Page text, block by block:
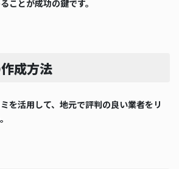
ことが成功の鍵です。
成方法
を活用して、地元で評判の良い業者をリ